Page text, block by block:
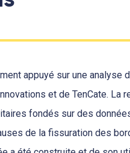
appuyé sur une analyse
et de TenCate. La
fondés sur des
de la fissuration des